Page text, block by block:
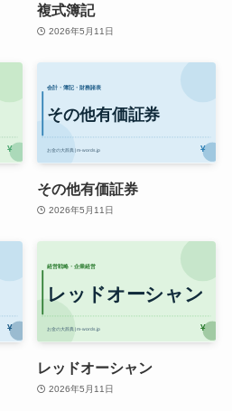
複式簿記
2026年5月11日
その他有価証券
2026年5月11日
レッドオーシャン
2026年5月11日